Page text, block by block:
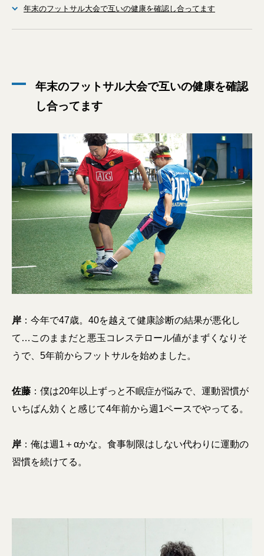
年末のフットサル大会で互いの健康を確認し合ってます
年末のフットサル大会で互いの健康を確認
し合ってます
岸 ：今年で47歳。40を越えて健康診断の結果が悪化し
て…このままだと悪玉コレステロール値がまずくなりそ
うで、5年前からフットサルを始めました。
佐藤 ：僕は20年以上ずっと不眠症が悩みで、運動習慣が
いちばん効くと感じて4年前から週1ペースでやってる。
岸 ：俺は週1＋αかな。食事制限はしない代わりに運動の
習慣を続けてる。